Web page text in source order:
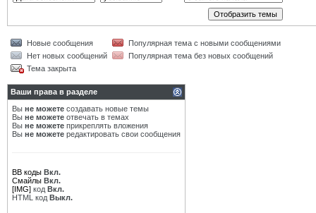
Новые сообщения
Популярная тема с новыми сообщениями
Нет новых сообщений
Популярная тема без новых сообщений
Тема закрыта
Ваши права в разделе
Вы не можете создавать новые темы
Вы не можете отвечать в темах
Вы не можете прикреплять вложения
Вы не можете редактировать свои сообщения
BB коды Вкл.
Смайлы Вкл.
[IMG] код Вкл.
HTML код Выкл.